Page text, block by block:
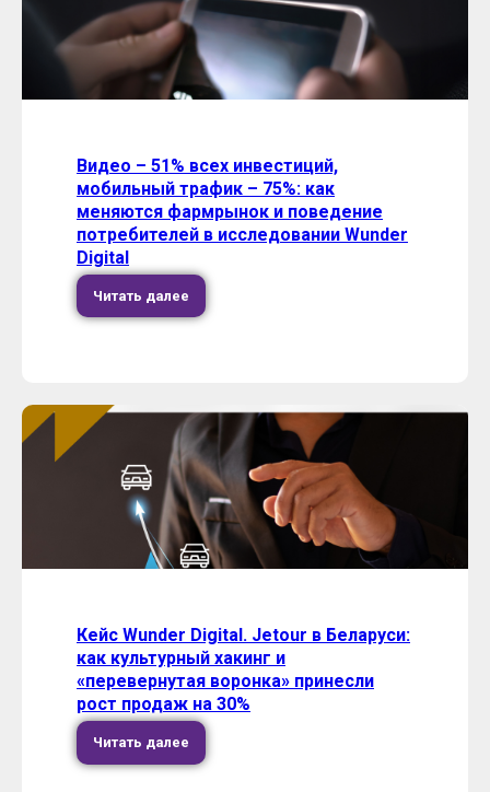
Видео – 51% всех инвестиций,
мобильный трафик – 75%: как
меняются фармрынок и поведение
потребителей в исследовании Wunder
Digital
Читать далее
Кейс Wunder Digital. Jetour в Беларуси:
как культурный хакинг и
«перевернутая воронка» принесли
рост продаж на 30%
Читать далее